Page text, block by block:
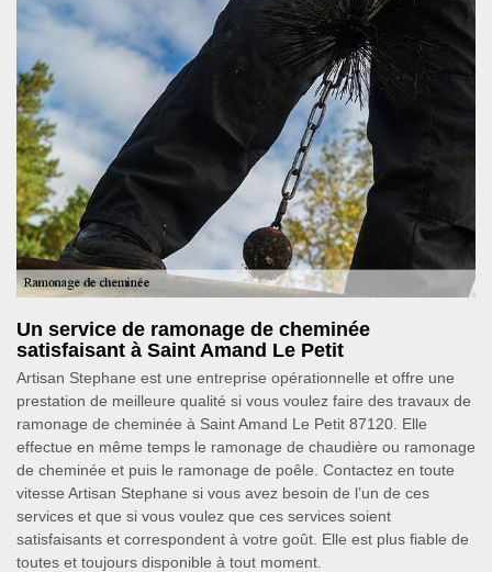
Un service de ramonage de cheminée
satisfaisant à Saint Amand Le Petit
Artisan Stephane est une entreprise opérationnelle et offre une
prestation de meilleure qualité si vous voulez faire des travaux de
ramonage de cheminée à Saint Amand Le Petit 87120. Elle
effectue en même temps le ramonage de chaudière ou ramonage
de cheminée et puis le ramonage de poêle. Contactez en toute
vitesse Artisan Stephane si vous avez besoin de l’un de ces
services et que si vous voulez que ces services soient
satisfaisants et correspondent à votre goût. Elle est plus fiable de
toutes et toujours disponible à tout moment.